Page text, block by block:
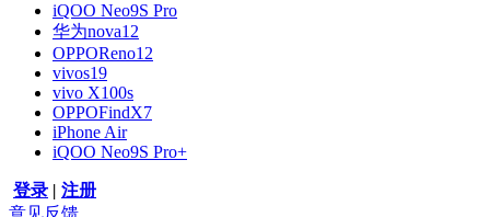
iQOO Neo9S Pro
华为nova12
OPPOReno12
vivos19
vivo X100s
OPPOFindX7
iPhone Air
iQOO Neo9S Pro+
登录 | 注册